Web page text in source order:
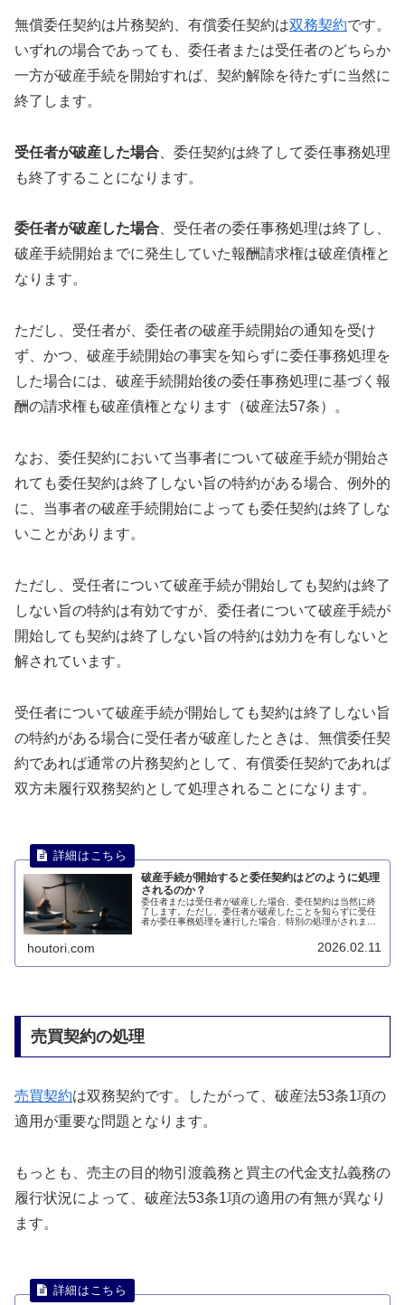
無償委任契約は片務契約、有償委任契約は双務契約です。
いずれの場合であっても、委任者または受任者のどちらか
一方が破産手続を開始すれば、契約解除を待たずに当然に
終了します。
受任者が破産した場合 、委任契約は終了して委任事務処理
も終了することになります。
委任者が破産した場合 、受任者の委任事務処理は終了し、
破産手続開始までに発生していた報酬請求権は破産債権と
なります。
ただし、受任者が、委任者の破産手続開始の通知を受け
ず、かつ、破産手続開始の事実を知らずに委任事務処理を
した場合には、破産手続開始後の委任事務処理に基づく報
酬の請求権も破産債権となります（破産法57条）。
なお、委任契約において当事者について破産手続が開始さ
れても委任契約は終了しない旨の特約がある場合、例外的
に、当事者の破産手続開始によっても委任契約は終了しな
いことがあります。
ただし、受任者について破産手続が開始しても契約は終了
しない旨の特約は有効ですが、委任者について破産手続が
開始しても契約は終了しない旨の特約は効力を有しないと
解されています。
受任者について破産手続が開始しても契約は終了しない旨
の特約がある場合に受任者が破産したときは、無償委任契
約であれば通常の片務契約として、有償委任契約であれば
双方未履行双務契約として処理されることになります。
破産手続が開始すると委任契約はどのように処理
されるのか？
委任者または受任者が破産した場合、委任契約は当然に終
了します。ただし、委任者が破産したことを知らずに受任
者が委任事務処理を遂行した場合、特別の処理がされま
のように処理されるのかについて説明します。
houtori.com 2026.02.11
売買契約の処理
売買契約は双務契約です。したがって、破産法53条1項の
適用が重要な問題となります。
もっとも、売主の目的物引渡義務と買主の代金支払義務の
履行状況によって、破産法53条1項の適用の有無が異なり
ます。